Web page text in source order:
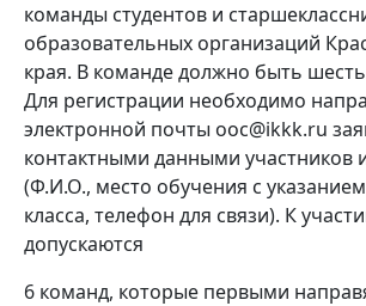
команды студентов и
образовательных организаций
края. В команде должно быть
Для регистрации необходимо
электронной почты ooc@ikkk.ru
контактными данными участников
(Ф.И.О., место обучения с
класса, телефон для связи). К
допускаются
6 команд, которые первыми